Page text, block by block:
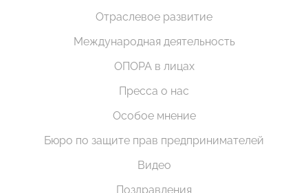
Отраслевое развитие
Международная деятельность
ОПОРА в лицах
Пресса о нас
Особое мнение
Бюро по защите прав предпринимателей
Видео
Поздравления